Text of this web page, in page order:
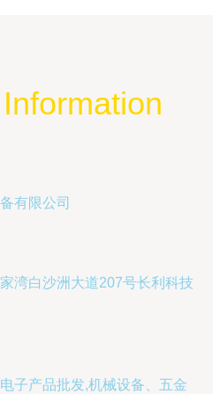
有限公司
湾白沙洲大道207号长利科技
子产品批发,机械设备、五金